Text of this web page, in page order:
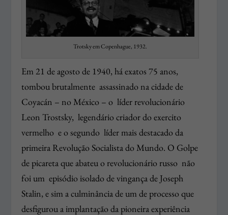
Trotsky em Copenhague, 1932.
Em 21 de agosto de 1940, há exatos 75 anos,
tombou brutalmente assassinado na cidade de
Coyacán – no México – o líder revolucionário
Leon Trostsky, legendário criador do exercito
vermelho e o segundo líder mais destacado da
primeira Revolução Socialista do Mundo. O Golpe
de picareta que abateu o revolucionário russo não
foi um episódio isolado de vingança de Joseph
Stalin, e sim a culminância de um de processo que
desfigurou a implantação da pioneira experiência